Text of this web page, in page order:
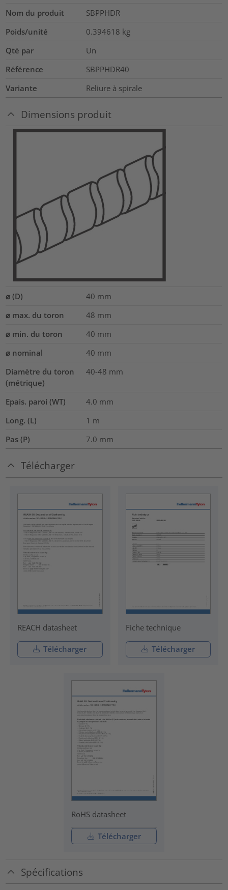
Nom du produit
SBPPHDR
Poids/unité
0.394618 kg
Qté par
Un
Référence
SBPPHDR40
Variante
Reliure à spirale
Dimensions produit
⌀ (D) 40 mm
⌀ max. du toron
48 mm
⌀ min. du toron
40 mm
⌀ nominal
40 mm
Diamètre du toron
(métrique)
40-48 mm
Epais. paroi (WT) 4.0 mm
Long. (L)
1 m
Pas (P)
7.0 mm
Télécharger
REACH datasheet
Télécharger
Fiche technique
Télécharger
RoHS datasheet
Télécharger
Spécifications